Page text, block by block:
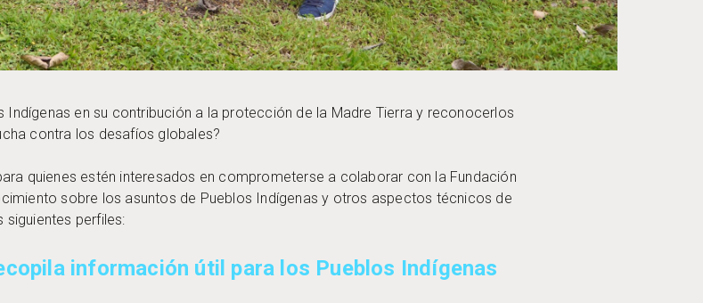
Indígenas en su contribución a la protección de la Madre Tierra y reconocerlos
contra los desafíos globales?
quienes estén interesados en comprometerse a colaborar con la Fundación
sobre los asuntos de Pueblos Indígenas y otros aspectos técnicos de
perfiles:
información útil para los Pueblos Indígenas